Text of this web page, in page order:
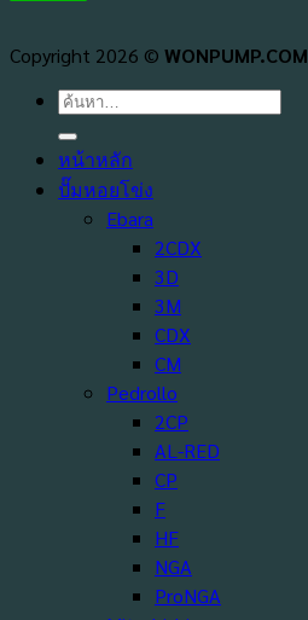
Copyright 2026 © WONPUMP.COM
ค้นหา:
หน้าหลัก
ปั๊มหอยโข่ง
Ebara
2CDX
3D
3M
CDX
CM
Pedrollo
2CP
AL-RED
CP
F
HF
NGA
ProNGA